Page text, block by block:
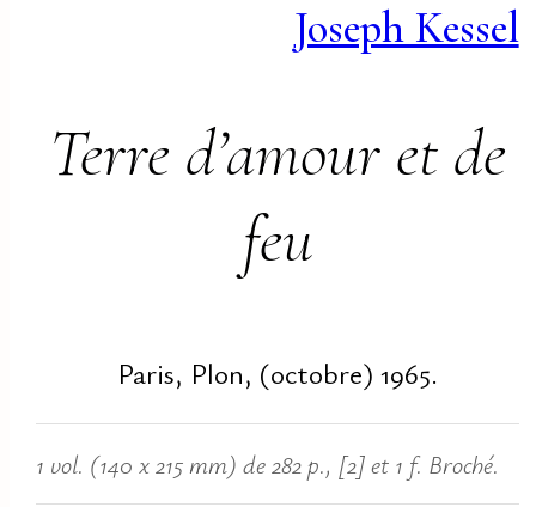
Joseph Kessel
Terre d’amour et de
feu
Paris, Plon, (octobre) 1965.
1 vol. (140 x 215 mm) de 282 p., [2] et 1 f. Broché.